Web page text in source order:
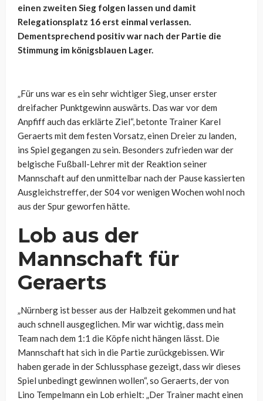
einen zweiten Sieg folgen lassen und damit
Relegationsplatz 16 erst einmal verlassen.
Dementsprechend positiv war nach der Partie die
Stimmung im königsblauen Lager.
„Für uns war es ein sehr wichtiger Sieg, unser erster
dreifacher Punktgewinn auswärts. Das war vor dem
Anpfiff auch das erklärte Ziel“, betonte Trainer Karel
Geraerts mit dem festen Vorsatz, einen Dreier zu landen,
ins Spiel gegangen zu sein. Besonders zufrieden war der
belgische Fußball-Lehrer mit der Reaktion seiner
Mannschaft auf den unmittelbar nach der Pause kassierten
Ausgleichstreffer, der S04 vor wenigen Wochen wohl noch
aus der Spur geworfen hätte.
Lob aus der
Mannschaft für
Geraerts
„Nürnberg ist besser aus der Halbzeit gekommen und hat
auch schnell ausgeglichen. Mir war wichtig, dass mein
Team nach dem 1:1 die Köpfe nicht hängen lässt. Die
Mannschaft hat sich in die Partie zurückgebissen. Wir
haben gerade in der Schlussphase gezeigt, dass wir dieses
Spiel unbedingt gewinnen wollen“, so Geraerts, der von
Lino Tempelmann ein Lob erhielt: „Der Trainer macht einen